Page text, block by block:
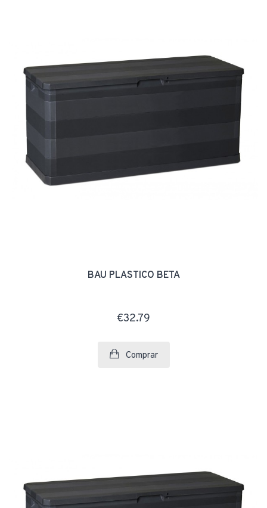
BAÚ PLÁSTICO BETA
€32.79
Comprar